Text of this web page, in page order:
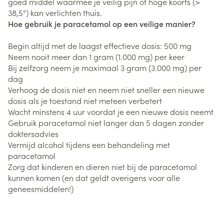
38,5°) kan verlichten thuis.
Hoe gebruik je paracetamol op een veilige manier?
Begin altijd met de laagst effectieve dosis: 500 mg
Neem nooit meer dan 1 gram (1.000 mg) per keer
Bij zelfzorg neem je maximaal 3 gram (3.000 mg) per
dag
Verhoog de dosis niet en neem niet sneller een nieuwe
dosis als je toestand niet meteen verbetert
Wacht minstens 4 uur voordat je een nieuwe dosis neemt
Gebruik paracetamol niet langer dan 5 dagen zonder
doktersadvies
Vermijd alcohol tijdens een behandeling met
paracetamol
Zorg dat kinderen en dieren niet bij de paracetamol
kunnen komen (en dat geldt overigens voor alle
geneesmiddelen!)